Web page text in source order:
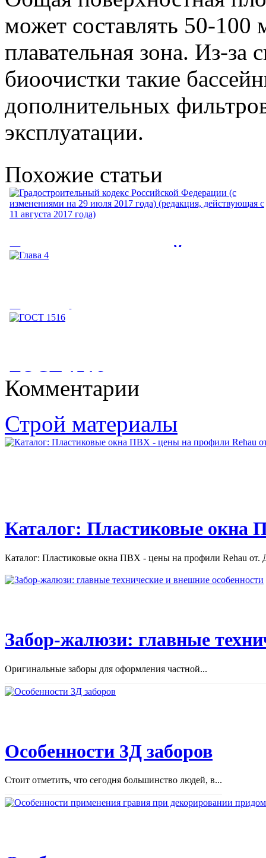
может составлять 50-100
плавательная зона. Из-за
биоочистки такие
дополнительных
эксплуатации.
Похожие статьи
Градостроительный кодекс
года) (редакция,
Градостроительный кодекс Российской Федерации (с
изменениями на 29 июля 2017 года)...
Глава 4
ГОСТ 1516
ЭЛЕКТРОУСТАНОВКИ ПЕРЕМЕННОГО ТОКА НА...
Комментарии
Строй материалы
Каталог: Пластиковые окна
Каталог: Пластиковые окна ПВХ - цены на профили Rehau от.
Забор-жалюзи: главные
Оригинальные заборы для оформления частной...
Особенности 3Д заборов
Стоит отметить, что сегодня большинство людей, в...